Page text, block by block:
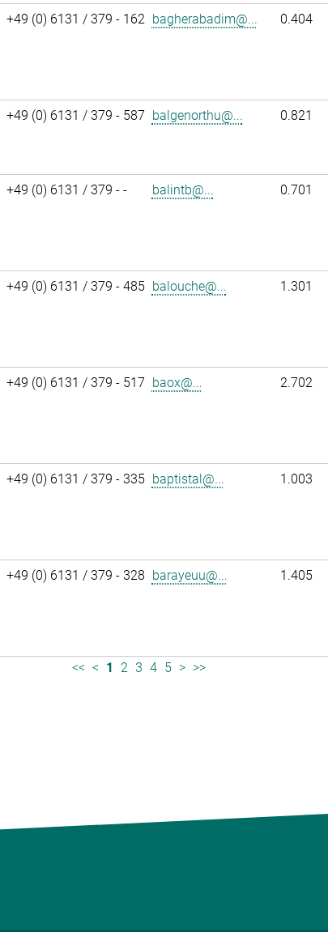
+49 (0) 6131 / 379 - 162 bagherabadim@... 0.404
+49 (0) 6131 / 379 - 587 balgenorthu@... 0.821
+49 (0) 6131 / 379 - - balintb@... 0.701
+49 (0) 6131 / 379 - 485 balouche@... 1.301
+49 (0) 6131 / 379 - 517 baox@... 2.702
+49 (0) 6131 / 379 - 335 baptistal@... 1.003
+49 (0) 6131 / 379 - 328 barayeuu@... 1.405
<< < 1 2 3 4 5 > >>